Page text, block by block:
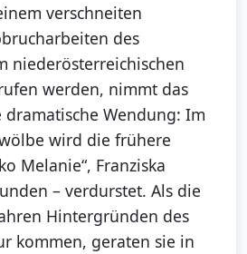
verschneiten
des
niederösterreichischen
werden, nimmt das
dramatische Wendung: Im
wird die frühere
Melanie“, Franziska
– verdurstet. Als die
Hintergründen des
kommen, geraten sie in